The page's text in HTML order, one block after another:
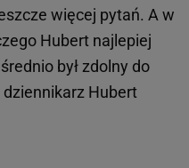
więcej pytań. A w
Hubert najlepiej
był zdolny do
Hubert